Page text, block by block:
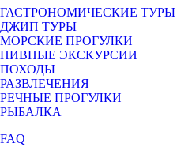
ГАСТРОНОМИЧЕСКИЕ ТУРЫ
ДЖИП ТУРЫ
МОРСКИЕ ПРОГУЛКИ
ПИВНЫЕ ЭКСКУРСИИ
ПОХОДЫ
РАЗВЛЕЧЕНИЯ
РЕЧНЫЕ ПРОГУЛКИ
РЫБАЛКА
FAQ